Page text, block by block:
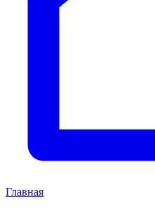
Главная